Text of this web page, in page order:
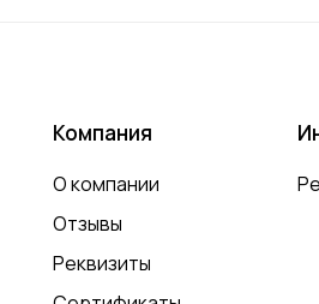
Компания
О компании
Отзывы
Реквизиты